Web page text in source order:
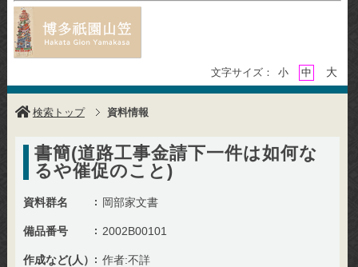
文字サイズ： 小 中 大
検索トップ 資料情報
書簡(道路工事金請下一件は如何な
るや催促のこと)
資料群名 岡部家文書
備品番号 2002B00101
作成など(人） 作者:不詳